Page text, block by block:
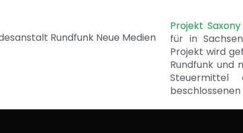
Projekt
für in
Projekt wird
Rundfunk und
Steuermittel
beschlossenen